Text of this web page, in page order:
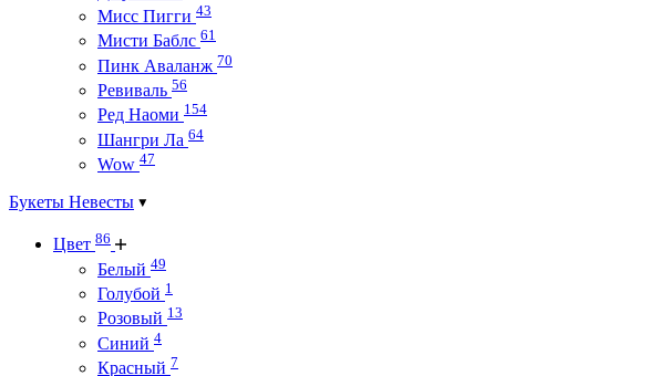
Мисс Пигги 43
Мисти Баблс 61
Пинк Аваланж 70
Ревиваль 56
Ред Наоми 154
Шангри Ла 64
Wow 47
Букеты Невесты
Цвет 86
Белый 49
Голубой 1
Розовый 13
Синий 4
Красный 7